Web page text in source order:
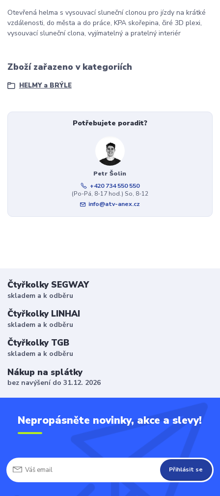
Otevřená helma s vysouvací sluneční clonou pro jízdy na krátké
vzdálenosti, do města a do práce, KPA skořepina, čiré 3D plexi,
vysouvací sluneční clona, vyjímatelný a pratelný interiér
Zboží zařazeno v kategoriích
HELMY a BRÝLE
Potřebujete poradit?
Petr Šolin
+420 734 550 550
(Po-Pá, 8-17 hod.) So, 8-12
info@atv-anex.cz
Čtyřkolky SEGWAY
skladem a k odběru
Čtyřkolky LINHAI
skladem a k odběru
Čtyřkolky TGB
skladem a k odběru
Nákup na splátky
bez navýšení do 31.12. 2026
Nepropásněte novinky, akce a slevy!
Přihlásit se